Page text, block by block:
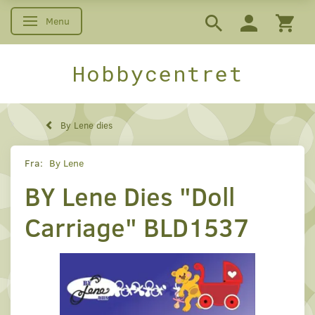
Skifte navigation
Menu
Hobbycentret
By Lene dies
Fra: By Lene
BY Lene Dies "Doll
Carriage" BLD1537